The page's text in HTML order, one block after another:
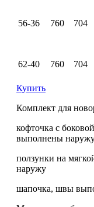
56-36 760 704
62-40 760 704
Купить
Комплект для
кофточка с
выполнены
ползунки на
наружу
шапочка, швы